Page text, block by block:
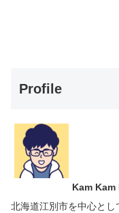
Profile
Kam
北海道江別市を中心と